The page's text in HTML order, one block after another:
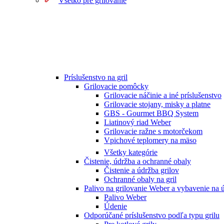
Príslušenstvo na gril
Grilovacie pomôcky
Grilovacie náčinie a iné príslušenstvo
Grilovacie stojany, misky a platne
GBS - Gourmet BBQ System
Liatinový riad Weber
Grilovacie ražne s motorčekom
Vpichové teplomery na mäso
Všetky kategórie
Čistenie, údržba a ochranné obaly
Čistenie a údržba grilov
Ochranné obaly na gril
Palivo na grilovanie Weber a vybavenie na
Palivo Weber
Údenie
Odporúčané príslušenstvo podľa typu grilu